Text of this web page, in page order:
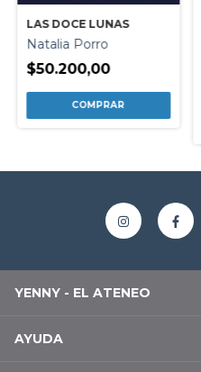
LAS DOCE LUNAS
Natalia Porro
$50.200,00
YENNY - EL ATENEO
AYUDA